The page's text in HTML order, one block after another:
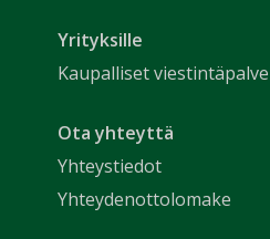
Yrityksille
Kaupalliset
Ota yhteyttä
Yhteystiedot
Yhteydenottolomake